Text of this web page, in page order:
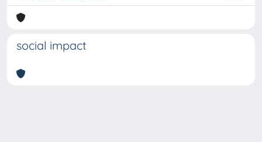
social impact